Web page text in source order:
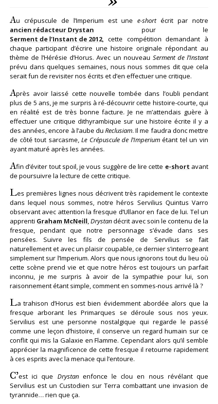
Au crépuscule de l’Imperium est unee-shortécrit par notre
ancien rédacteur Drystan pour le
Serment de l’Instant de 2012, cette compétition demandant à
chaque participant d’écrire une histoire originale répondant au
thème de l’Hérésie d’Horus. Avec un nouveau Serment de l’Instant
prévu dans quelques semaines, nous nous sommes dit que cela
serait fun de revisiter nos écrits et d’en effectuer une critique.
Après avoir laissé cette nouvelle tombée dans l’oubli pendant
plus de 5 ans, je me surpris à ré-découvrir cette histoire-courte, qui
en réalité est de très bonne facture. Je ne m’attendais guère à
effectuer une critique dithyrambique sur une histoire écrite il y a
des années, encore à l’aube duReclusiam. Il me faudra donc mettre
de côté tout sarcasme,Le Crépuscule de l’Imperiumétant tel un vin
ayant maturé après les années.
Afin d’éviter tout spoil, je vous suggère de lire cette e-short avant
de poursuivre la lecture de cette critique.
Les premières lignes nous décrivent très rapidement le contexte
dans lequel nous sommes, notre héros Servilius Quintus Varro
observant avec attention la fresque d’Ullanor en face de lui. Tel un
apprenti Graham McNeill,Drystandécrit avec soin le contenu de la
fresque, pendant que notre personnage s’évade dans ses
pensées. Suivre les fils de pensée de Servilius se fait
naturellement et avec un plaisir coupable, ce dernier s’interrogeant
simplement sur l’Imperium. Alors que nous ignorons tout du lieu où
cette scène prend vie et que notre héros est toujours un parfait
inconnu, je me surpris à avoir de la sympathie pour lui, son
raisonnement étant simple, comment en sommes-nous arrivé là ?
La trahison d’Horus est bien évidemment abordée alors que la
fresque arborant les Primarques se déroule sous nos yeux.
Servilius est une personne nostalgique qui regarde le passé
comme une leçon d’histoire, il conserve un regard humain sur ce
conflit qui mis la Galaxie en Flamme. Cependant alors qu’il semble
apprécier la magnificence de cette fresque il retourne rapidement
à ces esprits avec la menace qui l’entoure.
C’est ici que Drystan enfonce le clou en nous révélant que
Servilius est un Custodien sur Terra combattant une invasion de
tyrannide… rien que ça.